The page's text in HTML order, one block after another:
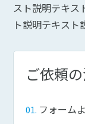
スト説明テキス
ト説明テキスト
ご依頼
フォーム